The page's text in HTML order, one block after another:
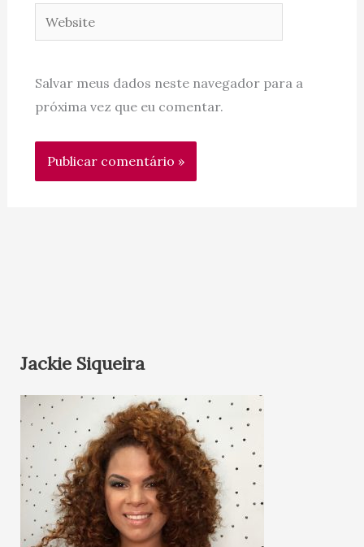
Website
Salvar meus dados neste navegador para a
próxima vez que eu comentar.
Jackie Siqueira